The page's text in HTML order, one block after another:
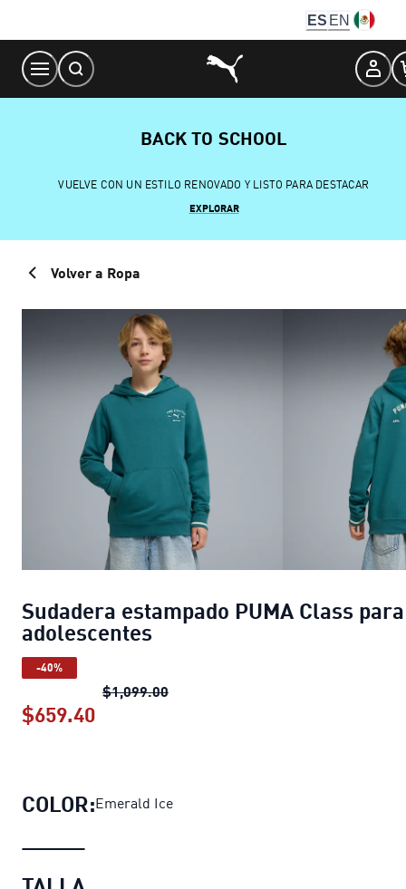
Content
ES EN
BACK TO SCHOOL
VUELVE CON UN ESTILO RENOVADO Y LISTO PARA DESTACAR
EXPLORAR
Volver a Ropa
Sudadera estampado PUMA Class para
adolescentes
-40%
$1,099.00Sudadera estampado PUMA Class
$659.40
COLOR:Emerald Ice